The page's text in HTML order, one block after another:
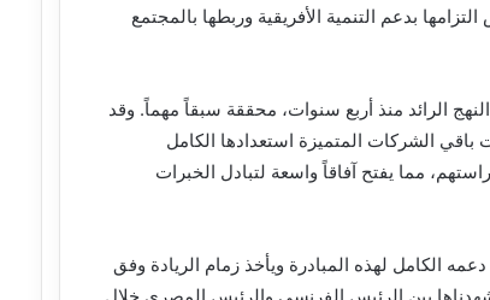
بدعم التنمية الأفريقية وربطها بالمجتمع
الرائد منذ أربع سنوات، محققة سبقاً مهماً. وقد
الشركات المتميزة استعدادها الكامل
مما يفتح آفاقاً واسعة لتبادل الخبرات
الكامل لهذه المبادرة ويأخذ زمام الريادة وفق